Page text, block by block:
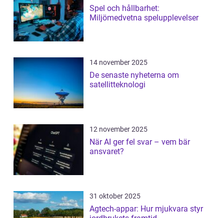
Spel och hållbarhet:
Miljömedvetna spelupplevelser
14 november 2025
De senaste nyheterna om
satellitteknologi
12 november 2025
När AI ger fel svar – vem bär
ansvaret?
31 oktober 2025
Agtech-appar: Hur mjukvara styr